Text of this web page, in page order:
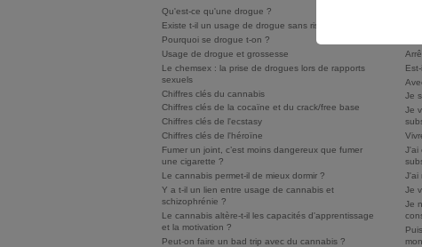
Qu'est-ce qu'une drogue ?
Existe t-il un usage de drogue sans risque ?
Pourquoi se drogue t-on ?
Usage de drogue et grossesse
Le chemsex : la prise de drogues lors de rapports
sexuels
Chiffres clés du cannabis
Chiffres clés de la cocaïne et du crack/free base
Chiffres clés de l'ecstasy
Chiffres clés de l'héroïne
Fumer un joint, c’est moins dangereux que fumer
une cigarette ?
Le cannabis permet-il de mieux dormir ?
Y a t-il un lien entre usage de cannabis et
schizophrénie ?
Le cannabis altère-t-il les capacités d'apprentissage
et la motivation ?
Peut-on faire un bad trip avec du cannabis ?
Je
Je
J'ai
J'ai
Je
Je